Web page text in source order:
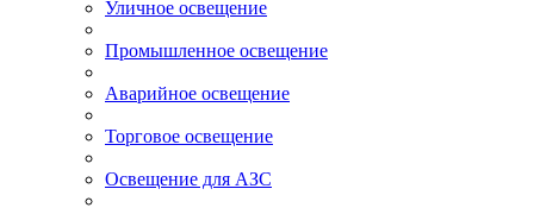
Уличное освещение
Промышленное освещение
Аварийное освещение
Торговое освещение
Освещение для АЗС